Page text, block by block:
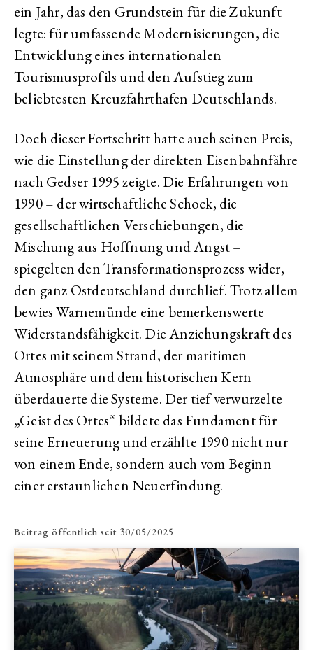
ein Jahr, das den Grundstein für die Zukunft
legte: für umfassende Modernisierungen, die
Entwicklung eines internationalen
Tourismusprofils und den Aufstieg zum
beliebtesten Kreuzfahrthafen Deutschlands.
Doch dieser Fortschritt hatte auch seinen Preis,
wie die Einstellung der direkten Eisenbahnfähre
nach Gedser 1995 zeigte. Die Erfahrungen von
1990 – der wirtschaftliche Schock, die
gesellschaftlichen Verschiebungen, die
Mischung aus Hoffnung und Angst –
spiegelten den Transformationsprozess wider,
den ganz Ostdeutschland durchlief. Trotz allem
bewies Warnemünde eine bemerkenswerte
Widerstandsfähigkeit. Die Anziehungskraft des
Ortes mit seinem Strand, der maritimen
Atmosphäre und dem historischen Kern
überdauerte die Systeme. Der tief verwurzelte
„Geist des Ortes“ bildete das Fundament für
seine Erneuerung und erzählte 1990 nicht nur
von einem Ende, sondern auch vom Beginn
einer erstaunlichen Neuerfindung.
Beitrag öffentlich seit 30/05/2025